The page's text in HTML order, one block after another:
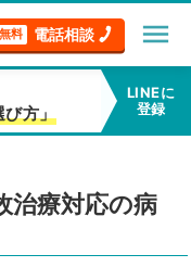
無料 電話相談 menu
方」
LINEに
登録
治療対応の病